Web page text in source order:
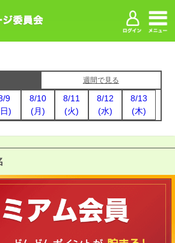
週間で見る
9
)
8/10
(月)
8/11
(火)
8/12
(水)
8/13
(木)